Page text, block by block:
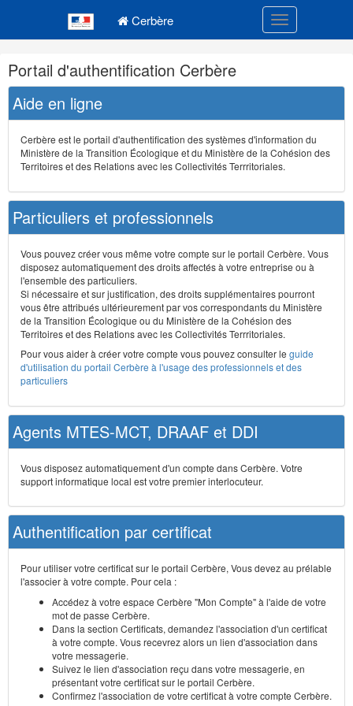
Cerbère Toggle
Navigation
et
outils
annexes
Portail d'authentification Cerbère
Aide en ligne
Cerbère est le portail d'authentification des systèmes d'information du
Ministère de la Transition Écologique et du Ministère de la Cohésion des
Territoires et des Relations avec les Collectivités Terrritoriales.
Particuliers et professionnels
Vous pouvez créer vous même votre compte sur le portail Cerbère. Vous
disposez automatiquement des droits affectés à votre entreprise ou à
l'ensemble des particuliers.
Si nécessaire et sur justification, des droits supplémentaires pourront
vous être attribués ultérieurement par vos correspondants du Ministère
de la Transition Écologique ou du Ministère de la Cohésion des
Territoires et des Relations avec les Collectivités Terrritoriales.
Pour vous aider à créer votre compte vous pouvez consulter le guide
d'utilisation du portail Cerbère à l'usage des professionnels et des
particuliers
Agents MTES-MCT, DRAAF et DDI
Vous disposez automatiquement d'un compte dans Cerbère. Votre
support informatique local est votre premier interlocuteur.
Authentification par certificat
Pour utiliser votre certificat sur le portail Cerbère, Vous devez au prélable
l'associer à votre compte. Pour cela :
Accédez à votre espace Cerbère "Mon Compte" à l'aide de votre
mot de passe Cerbère.
Dans la section Certificats, demandez l'association d'un certificat
à votre compte. Vous recevrez alors un lien d'association dans
votre messagerie.
Suivez le lien d'association reçu dans votre messagerie, en
présentant votre certificat sur le portail Cerbère.
Confirmez l'association de votre certificat à votre compte Cerbère.